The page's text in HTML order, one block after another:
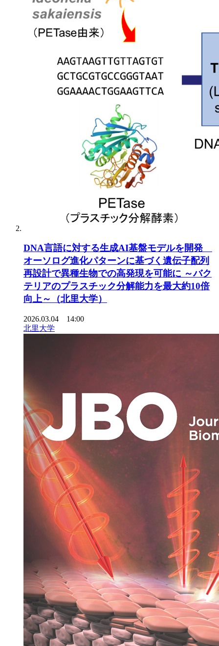
DNA言語に対する生成AI基盤モデルを開発
オーソログ進化パターンに基づく遺伝子配列
再設計で異種生物での高発現を可能に ～バク
テリアのプラスチック分解能力を最大約10倍
向上～（北里大学）
2026.03.04 14:00
北里大学